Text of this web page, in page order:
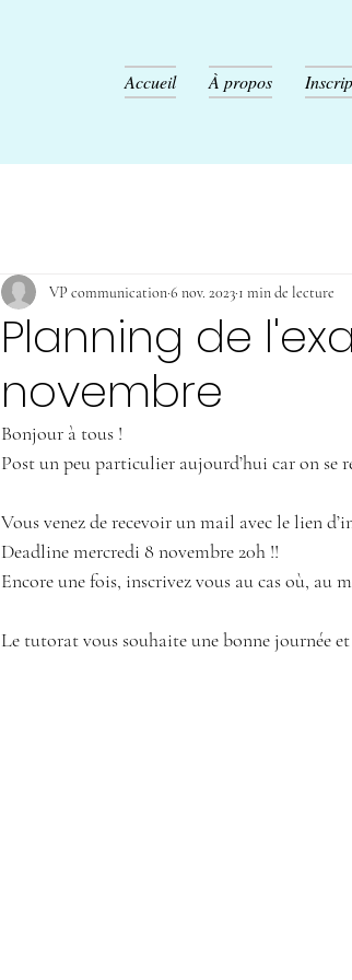
Accueil À propos
Planning de
novembre
VP communication6 nov. 2023 1 min de lecture
Bonjour à tous !
Post un peu particulier aujourd’hui car on se
Vous venez de recevoir un mail avec le lien
Deadline mercredi 8 novembre 20h !!
Encore une fois, inscrivez vous au cas où, au
Le tutorat vous souhaite une bonne journée